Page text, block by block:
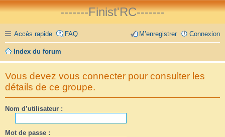
-------Finist'RC-------
Accès rapide FAQ Connexion
M’enregistrer
Index du forum
Vous devez vous connecter pour consulter les
détails de ce groupe.
Nom d’utilisateur :
Mot de passe :